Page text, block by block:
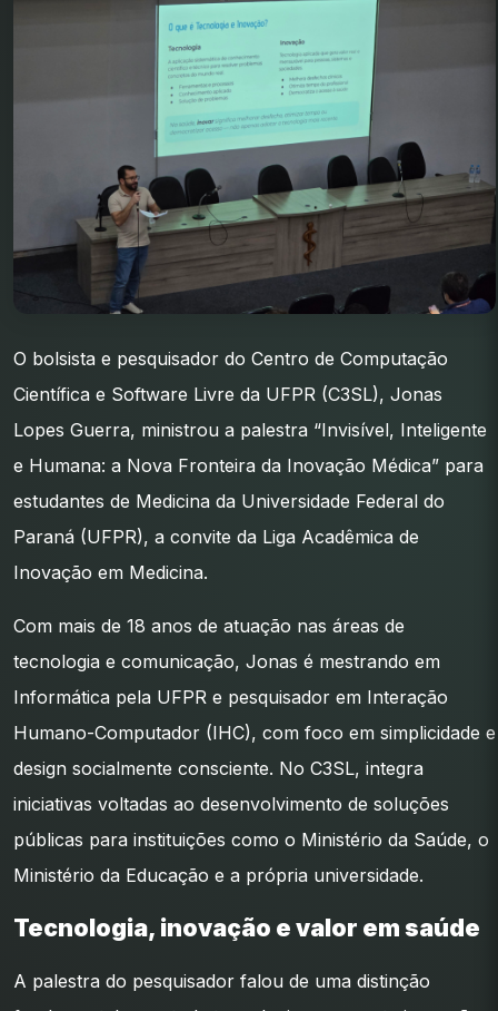
O bolsista e pesquisador do Centro de Computação
Científica e Software Livre da UFPR (C3SL), Jonas
Lopes Guerra, ministrou a palestra “Invisível, Inteligente
e Humana: a Nova Fronteira da Inovação Médica” para
estudantes de Medicina da Universidade Federal do
Paraná (UFPR), a convite da Liga Acadêmica de
Inovação em Medicina.
Com mais de 18 anos de atuação nas áreas de
tecnologia e comunicação, Jonas é mestrando em
Informática pela UFPR e pesquisador em Interação
Humano-Computador (IHC), com foco em simplicidade e
design socialmente consciente. No C3SL, integra
iniciativas voltadas ao desenvolvimento de soluções
públicas para instituições como o Ministério da Saúde, o
Ministério da Educação e a própria universidade.
Tecnologia, inovação e valor em saúde
A palestra do pesquisador falou de uma distinção